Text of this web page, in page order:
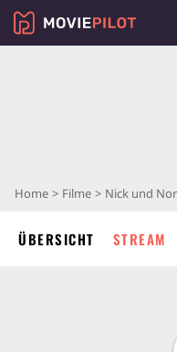
Home Filme
ÜBERSICHT STREAM